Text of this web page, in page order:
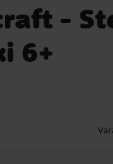
-
6+